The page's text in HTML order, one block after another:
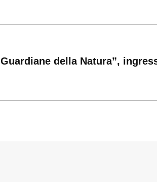
della Natura”,